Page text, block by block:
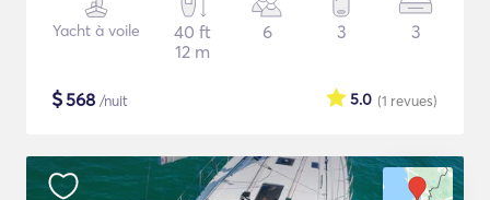
Yacht à voile
40 ft
12 m
6 3 3
$568 /nuit (1 revues)
5.0